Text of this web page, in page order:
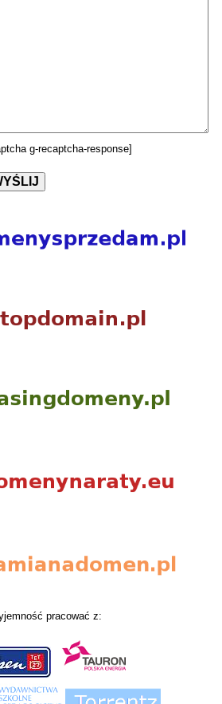
g-recaptcha-response]
pracować z: